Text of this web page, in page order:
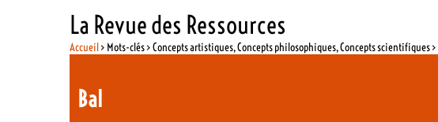
La Revue des Ressources
Accueil> Mots-clés > Concepts artistiques, Concepts philosophiques, Concepts scientifiques >
Bal